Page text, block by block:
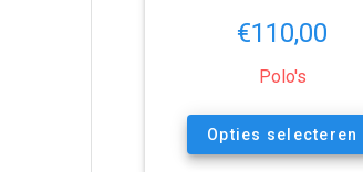
€110,00
Polo's
Opties selecteren